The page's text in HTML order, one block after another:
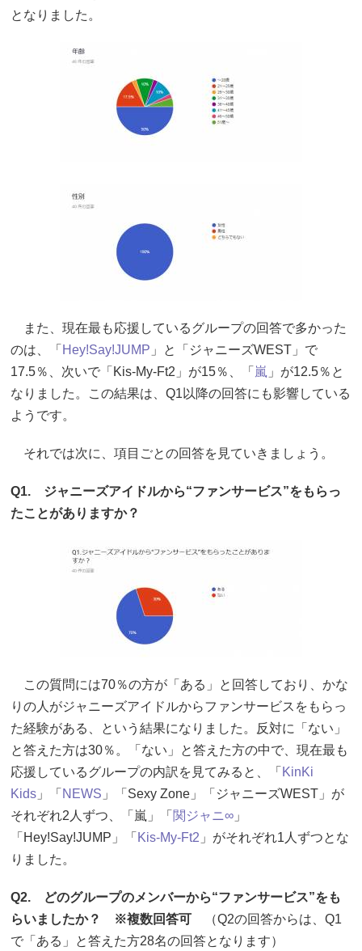
となりました。
また、現在最も応援しているグループの回答で多かった
のは、「 Hey!Say!JUMP 」と「ジャニーズWEST」で
17.5％、次いで「Kis-My-Ft2」が15％、「 嵐 」が12.5％と
なりました。この結果は、Q1以降の回答にも影響している
ようです。
それでは次に、項目ごとの回答を見ていきましょう。
Q1. ジャニーズアイドルから“ファンサービス”をもらっ
たことがありますか？
この質問には70％の方が「ある」と回答しており、かな
りの人がジャニーズアイドルからファンサービスをもらっ
た経験がある、という結果になりました。反対に「ない」
と答えた方は30％。「ない」と答えた方の中で、現在最も
応援しているグループの内訳を見てみると、「 KinKi
Kids 」「 NEWS 」「Sexy Zone」「ジャニーズWEST」が
それぞれ2人ずつ、「嵐」「 関ジャニ∞ 」
「Hey!Say!JUMP」「 Kis-My-Ft2 」がそれぞれ1人ずつとな
りました。
Q2. どのグループのメンバーから“ファンサービス”をも
らいましたか？ ※複数回答可 （Q2の回答からは、Q1
で「ある」と答えた方28名の回答となります）